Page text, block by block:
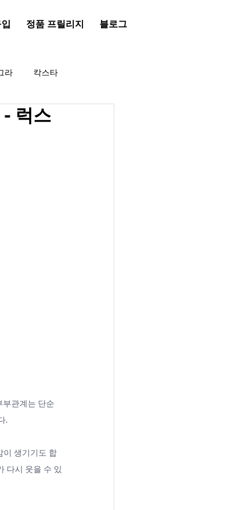
정품 프릴리지 블로그
라 칵스타
시알리스
럭스
부관계는 단순
.
이 생기기도 합
다시 웃을 수 있